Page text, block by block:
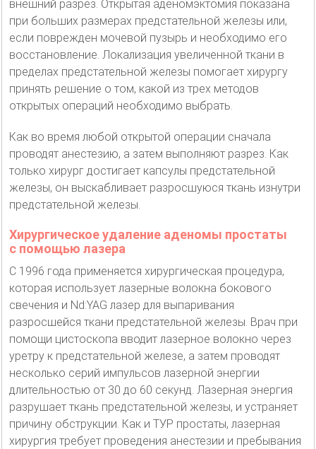
внешний разрез. Открытая аденомэктомия показана
при больших размерах предстательной железы или,
если поврежден мочевой пузырь и необходимо его
восстановление. Локализация увеличенной ткани в
пределах предстательной железы помогает хирургу
принять решение о том, какой из трех методов
открытых операций необходимо выбрать.
Как во время любой открытой операции сначала
проводят анестезию, а затем выполняют разрез. Как
только хирург достигает капсулы предстательной
железы, он выскабливает разросшуюся ткань изнутри
предстательной железы.
Хирургическое удаление аденомы простаты
с помощью лазера
С 1996 года применяется хирургическая процедура,
которая использует лазерные волокна бокового
свечения и Nd:YAG лазер для выпаривания
разросшейся ткани предстательной железы. Врач при
помощи цистоскопа вводит лазерное волокно через
уретру к предстательной железе, а затем проводят
несколько серий импульсов лазерной энергии
длительностью от 30 до 60 секунд. Лазерная энергия
разрушает ткань предстательной железы, и устраняет
причину обструкции. Как и ТУР простаты, лазерная
хирургия требует проведения анестезии и пребывания